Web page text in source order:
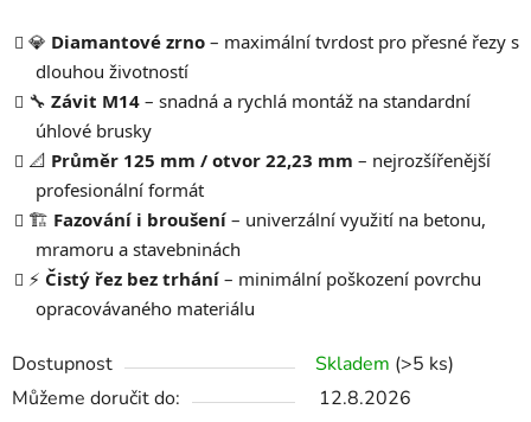
💎 Diamantové zrno – maximální tvrdost pro přesné řezy s
dlouhou životností
🔧 Závit M14 – snadná a rychlá montáž na standardní
úhlové brusky
📐 Průměr 125 mm / otvor 22,23 mm – nejrozšířenější
profesionální formát
🏗️ Fazování i broušení – univerzální využití na betonu,
mramoru a stavebninách
⚡ Čistý řez bez trhání – minimální poškození povrchu
opracovávaného materiálu
Dostupnost Skladem (>5 ks)
Můžeme doručit do:
12.8.2026